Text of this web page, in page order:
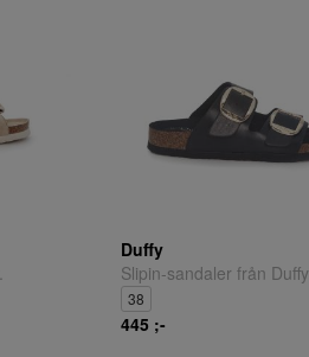
Duffy
Slipin-sandaler från Duffy.
38
445 ;-